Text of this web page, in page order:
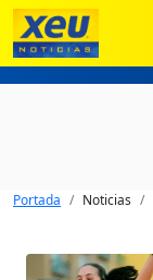
Portada Noticias